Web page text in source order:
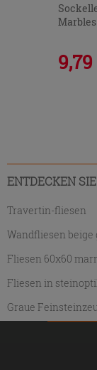
9,79
ENTDECKEN
Travertin-fliesen
Wandfliesen beige
Fliesen 60x60
Fliesen in
Graue